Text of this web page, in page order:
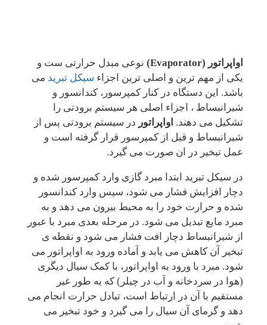
اواپراتور (Evaporator)
نوعی مبدل حرارتی ست و
یکی از مهم ترین و اصلی ترین اجزاء سیکل تبرید می
باشد. این دستگاه در کنار کمپرسور، کندانسور و
شیرانبساط ، اجزاء اصلی هر سیستم برودتی را
تشکیل می دهند. اواپراتور در سیستم برودتی پس از
شیرانبساط و قبل از کمپرسور قرار گرفته است و
عمل تبخیر در ان صورت می گیرد.
در سیکل تبرید ابتدا مبرد گازی وارد کمپرسور شده و
دچار افزایش فشار می شود، سپس وارد کندانسور
شده و حرارت خود را به محیط بیرون می دهد و به
مبرد مایع تبدیل می شود. در مرحله بعدی مبرد با عبور
از شیرانبساط دچار افت فشار می شود و نقطه ی
تبخیر آن کاهش می یابد و آماده ورود به اواپراتور می
شود. مبرد با ورود به اواپراتور، با کمک سیال دیگری
(هوا در سردخانه و آب در چیلر) که به طور غیر
مستقیم با آن در ارتباط است، تبادل حرارت انجام می
دهد و گرمای آن سیال را می گیرد و خود تبخیر می